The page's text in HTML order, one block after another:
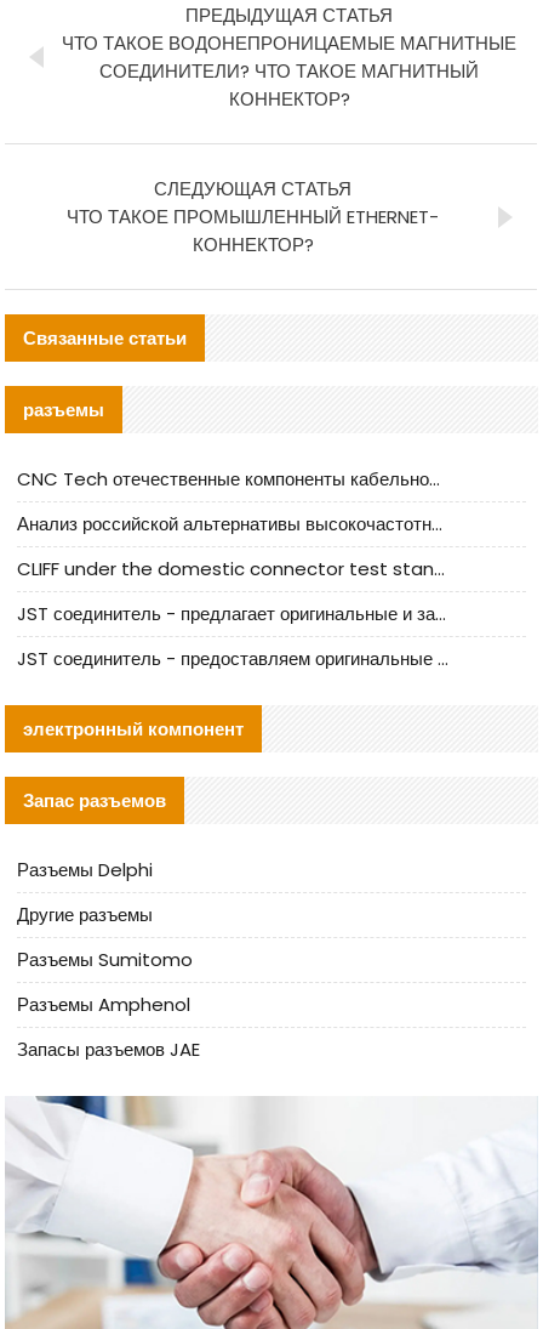
ПРЕДЫДУЩАЯ СТАТЬЯ
ЧТО ТАКОЕ ВОДОНЕПРОНИЦАЕМЫЕ МАГНИТНЫЕ
СОЕДИНИТЕЛИ? ЧТО ТАКОЕ МАГНИТНЫЙ
КОННЕКТОР?
СЛЕДУЮЩАЯ СТАТЬЯ
ЧТО ТАКОЕ ПРОМЫШЛЕННЫЙ ETHERNET-
КОННЕКТОР?
Связанные статьи
разъемы
CNC Tech отечественные компоненты кабельной арматуры оценка и руководство по производственному внедрению
Анализ российской альтернативы высокочастотных кабельных колодцев I-PEX
CLIFF under the domestic connector test standard update
JST соединитель - предлагает оригинальные и заменяющие JST NSHR-02V-S соединители
JST соединитель - предоставляем оригинальные JST GHR-09V-S соединители и их аналоги
электронный компонент
Запас разъемов
Разъемы Delphi
Другие разъемы
Разъемы Sumitomo
Разъемы Amphenol
Запасы разъемов JAE